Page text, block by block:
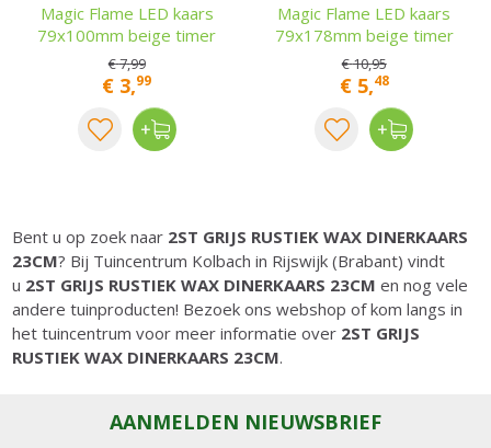
Magic Flame LED kaars
79x100mm beige timer
€7,99
€ 3,99
Magic Flame LED kaars
79x178mm beige timer
€10,95
€ 5,48
Bent u op zoek naar 2ST GRIJS RUSTIEK WAX DINERKAARS
23CM? Bij Tuincentrum Kolbach in Rijswijk (Brabant) vindt
u 2ST GRIJS RUSTIEK WAX DINERKAARS 23CM en nog vele
andere tuinproducten! Bezoek ons webshop of kom langs in
het tuincentrum voor meer informatie over 2ST GRIJS
RUSTIEK WAX DINERKAARS 23CM.
AANMELDEN NIEUWSBRIEF